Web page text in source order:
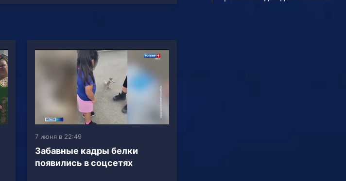
7 июня в 22:49
Забавные кадры белки
появились в соцсетях